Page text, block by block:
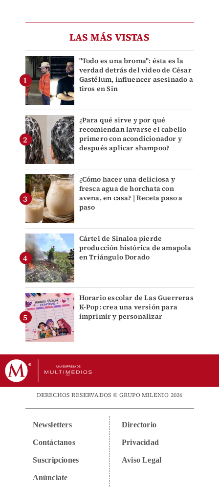
LAS MÁS VISTAS
"Todo es una broma": ésta es la
verdad detrás del video de César
Gastélum, influencer asesinado a
tiros en Sin
¿Para qué sirve y por qué
recomiendan lavarse el cabello
primero con acondicionador y
después aplicar shampoo?
¿Cómo hacer una deliciosa y
fresca agua de horchata con
avena, en casa? | Receta paso a
paso
Cártel de Sinaloa pierde
producción histórica de amapola
en Triángulo Dorado
Horario escolar de Las Guerreras
K-Pop: crea una versión para
imprimir y personalizar
DERECHOS RESERVADOS © GRUPO MILENIO 2026
Newsletters
Contáctanos
Suscripciones
Anúnciate
Directorio
Privacidad
Aviso Legal